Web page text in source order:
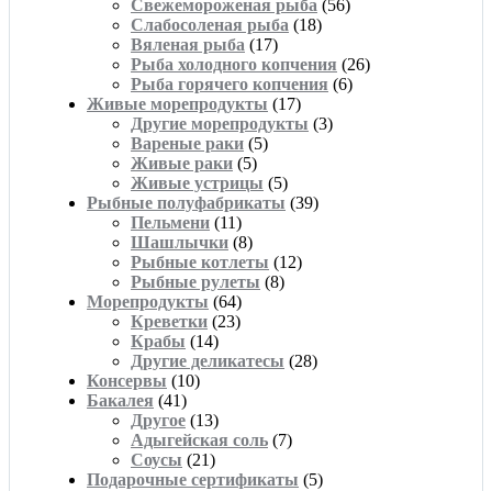
Свежемороженая рыба (56)
Слабосоленая рыба (18)
Вяленая рыба (17)
Рыба холодного копчения (26)
Рыба горячего копчения (6)
Живые морепродукты (17)
Другие морепродукты (3)
Вареные раки (5)
Живые раки (5)
Живые устрицы (5)
Рыбные полуфабрикаты (39)
Пельмени (11)
Шашлычки (8)
Рыбные котлеты (12)
Рыбные рулеты (8)
Морепродукты (64)
Креветки (23)
Крабы (14)
Другие деликатесы (28)
Консервы (10)
Бакалея (41)
Другое (13)
Адыгейская соль (7)
Соусы (21)
Подарочные сертификаты (5)